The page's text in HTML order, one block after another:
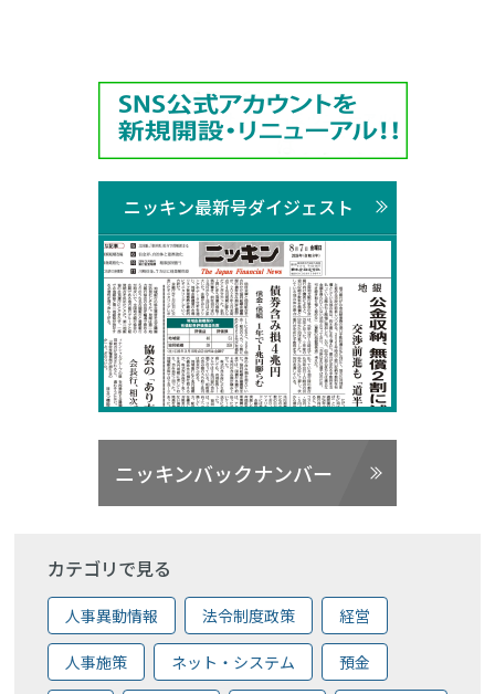
ニッキン最新号ダイジェスト
ニッキンバックナンバー
カテゴリで見る
人事異動情報 法令制度政策 経営
人事施策 ネット・システム 預金